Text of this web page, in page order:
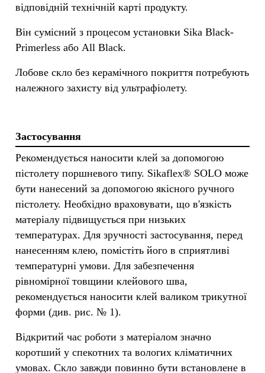
відповідній технічній карті продукту.
Він сумісний з процесом установки Sika Black-
Primerless або All Black.
Лобове скло без керамічного покриття потребують
належного захисту від ультрафіолету.
Застосування
Рекомендується наносити клей за допомогою
пістолету поршневого типу. Sikaflex® SOLO може
бути нанесений за допомогою якісного ручного
пістолету. Необхідно враховувати, що в'язкість
матеріалу підвищується при низьких
температурах. Для зручності застосування, перед
нанесенням клею, помістіть його в сприятливі
температурні умови. Для забезпечення
рівномірної товщини клейового шва,
рекомендується наносити клей валиком трикутної
форми (див. рис. № 1).
Відкритий час роботи з матеріалом значно
коротший у спекотних та вологих кліматичних
умовах. Скло завжди повинно бути встановлене в